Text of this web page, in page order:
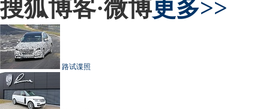
搜狐博客·微博更多>>
路试谍照